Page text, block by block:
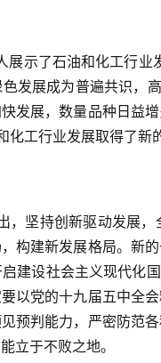
展示了石油和化工行
发展成为普遍共识，
发展，数量品种日益
化工行业发展取得了新
，坚持创新驱动发展
构建新发展格局。新
建设社会主义现代化
以党的十九届五中全
预判能力，严密防范
立于不败之地。